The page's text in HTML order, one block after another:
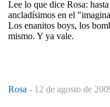
Lee lo que dice Rosa:
ancladísimos en el
Los enanitos boys, los
mismo. Y ya vale.
Rosa - 12 de agosto de